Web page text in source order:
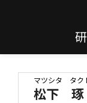
マツシタ タク
松下 琢